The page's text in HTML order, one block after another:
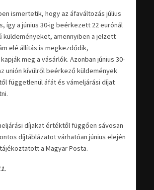
ismertetik, hogy az áfaváltozás július
így a június 30-ig beérkezett 22 eurónál
küldeményeket, amennyiben a jelzett
elé állítás is megkezdődik,
meg a vásárlók. Azonban június 30-
unión kívülről beérkező küldemények
függetlenül áfát és vámeljárási díjat
díjakat értéktől függően sávosan
díjtáblázatot várhatóan június elején
a Magyar Posta.